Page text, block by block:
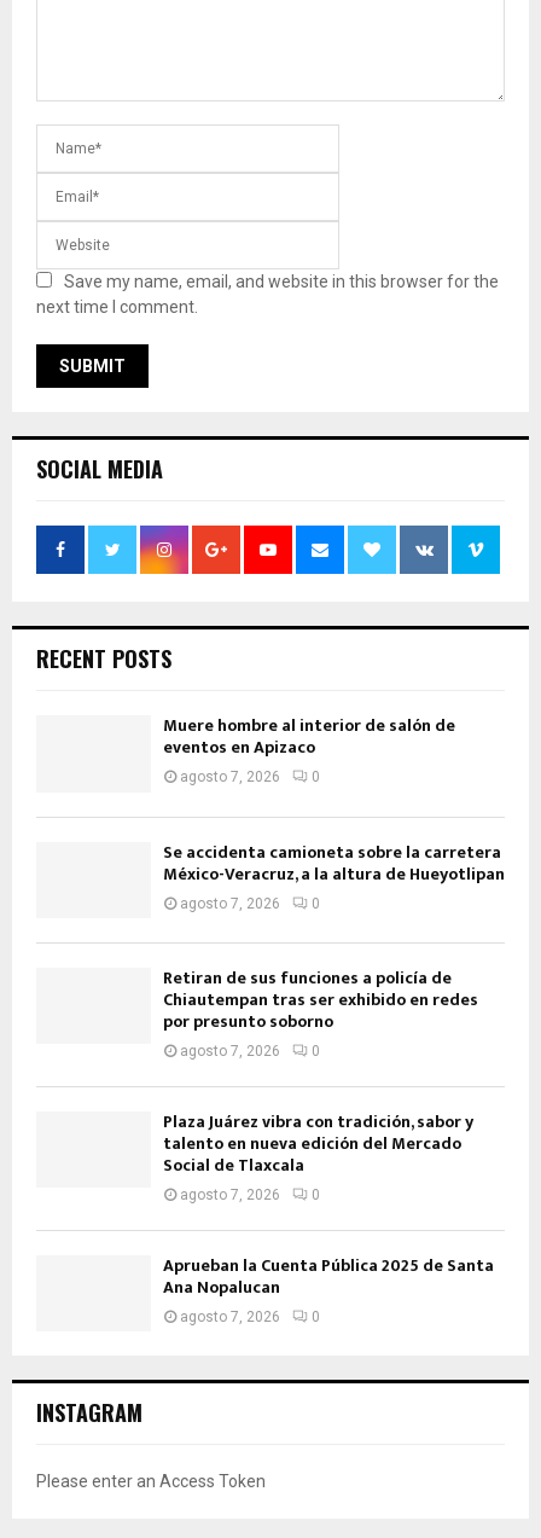
Save my name, email, and website in this browser for the
next time I comment.
SOCIAL MEDIA
RECENT POSTS
Muere hombre al interior de salón de
eventos en Apizaco
agosto 7, 2026 0
Se accidenta camioneta sobre la carretera
México-Veracruz, a la altura de Hueyotlipan
agosto 7, 2026 0
Retiran de sus funciones a policía de
Chiautempan tras ser exhibido en redes
por presunto soborno
agosto 7, 2026 0
Plaza Juárez vibra con tradición, sabor y
talento en nueva edición del Mercado
Social de Tlaxcala
agosto 7, 2026 0
Aprueban la Cuenta Pública 2025 de Santa
Ana Nopalucan
agosto 7, 2026 0
INSTAGRAM
Please enter an Access Token